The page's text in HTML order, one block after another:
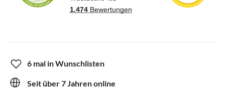
6 mal in Wunschlisten
Seit über 7 Jahren online